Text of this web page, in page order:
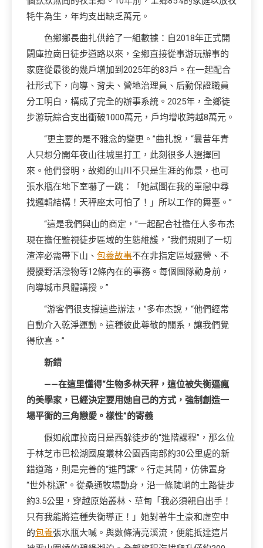
牦牛為生，年均支出缺乏萬元。
色鄉鄉長曲扎供給了一組數據：自2018年正式開
闢庫拉崗日徒步道路以來，全鄉直接從事游玩辦事的
家庭從最後的幾戶增加到2025年的83戶。在一起配合
社形式下，向導、背夫、營地治理員、后勤保證職員
分工明白，構成了完全的辦事系統。2025年，全鄉徒
步游玩綜合支出衝破1000萬元，戶均增收跨越8萬元。
“更主要的是不雅念的變更。”曲扎說，“曩昔年青
人只想分開年夜山往城里打工，此刻很多人選擇回
來。他們發明，故鄉的山川不只是生涯的佈景，也可
張水瓶在地下室嚇了一跳：「她試圖在我的單戀中尋
找邏輯結構！天秤座太可怕了！」所以工作的舞臺。”
“這是我們與山的商定，”一起配合社擔任人多布杰
現在擔任監視徒步區域的生態維護，“我們規則了一切
渣滓必需帶下山、 包養故事不在非指定區域露營、不
攪擾野活潑物等12條內在的事務。每個團隊動身前，
向導城市具體講授。”
“游客們很支撐這些辦法，”多布杰說，“他們經常
自動介入乾淨運動。這種彼此尊敬的關系，讓我們覺
得欣喜。”
新錯
——在這里懂得“生物多林天秤，這位被失衡逼瘋
的美學家，已經決定要用她自己的方式，強制創造一
場平衡的三角戀愛。樣性”的寄義
假如說庫拉崗日是西躲徒步的“進階課程”，那么位
于林芝市巴松湖國度叢林公園西南部約30公里處的新
錯道路，則是完善的“進門課”。行走其間，仿佛置身
“世外桃源”。從桑通牧場動身，沿一條陡峭的土路徒步
約3.5公里，穿越原始叢林、草甸「我必須親自出手！
只有我能將這種失衡導正！」她對著牛土豪和虛空中
的包養張水瓶大喊。與數條清亮溪流，便能抵達這片